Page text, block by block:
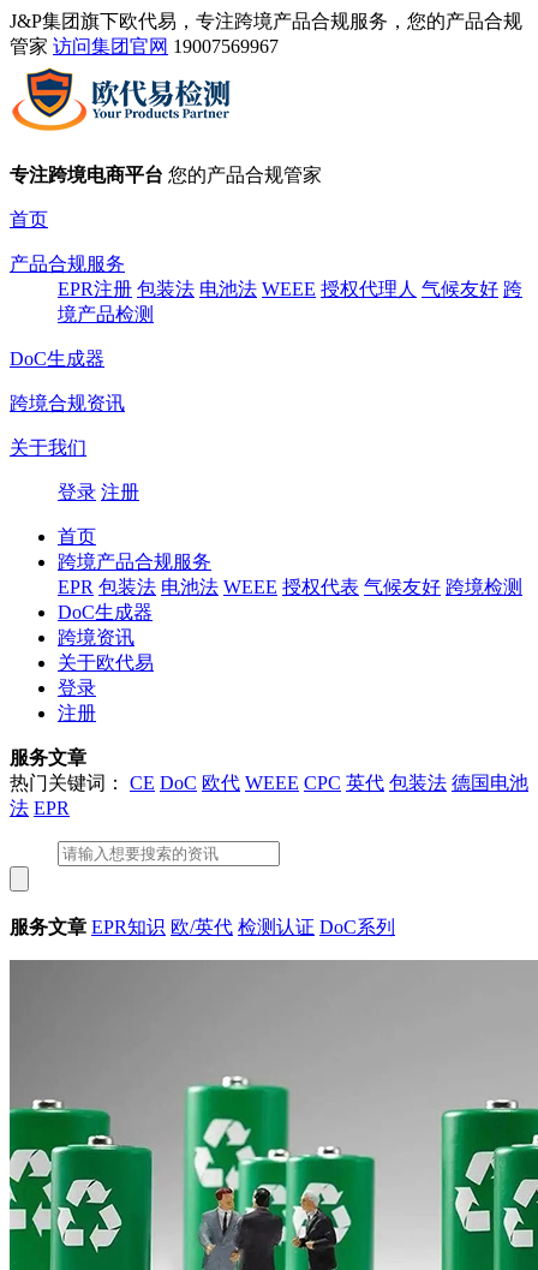
J&P集团旗下欧代易，专注跨境产品合规服务，您的产品合规
管家 访问集团官网 19007569967
专注跨境电商平台 您的产品合规管家
首页
产品合规服务
EPR注册 包装法 电池法 WEEE 授权代理人 气候友好 跨
境产品检测
DoC生成器
跨境合规资讯
关于我们
登录 注册
首页
跨境产品合规服务
EPR 包装法 电池法 WEEE 授权代表 气候友好 跨境检测
DoC生成器
跨境资讯
关于欧代易
登录
注册
服务文章
热门关键词： CE DoC 欧代 WEEE CPC 英代 包装法 德国电池
法 EPR
服务文章 EPR知识 欧/英代 检测认证 DoC系列